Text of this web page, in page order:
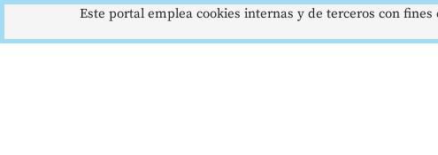
Este portal emplea cookies internas y de terceros con